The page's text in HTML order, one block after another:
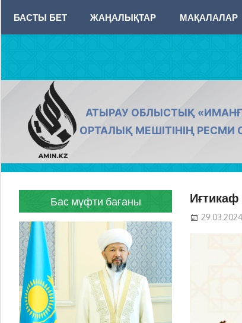
content
БАСТЫ БЕТ ЖАҢАЛЫҚТАР МАҚАЛАЛАР
AMIN.KZ
АТЫРАУ ОБЛЫСТЫҚ
ОРТАЛЫҚ МЕШІТІНІҢ РЕСМИ
Иғтикаф
29.03.2024
Бас мүфти бағаны